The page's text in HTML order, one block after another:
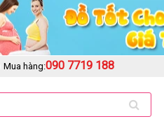
Mua hàng:090 7719 188